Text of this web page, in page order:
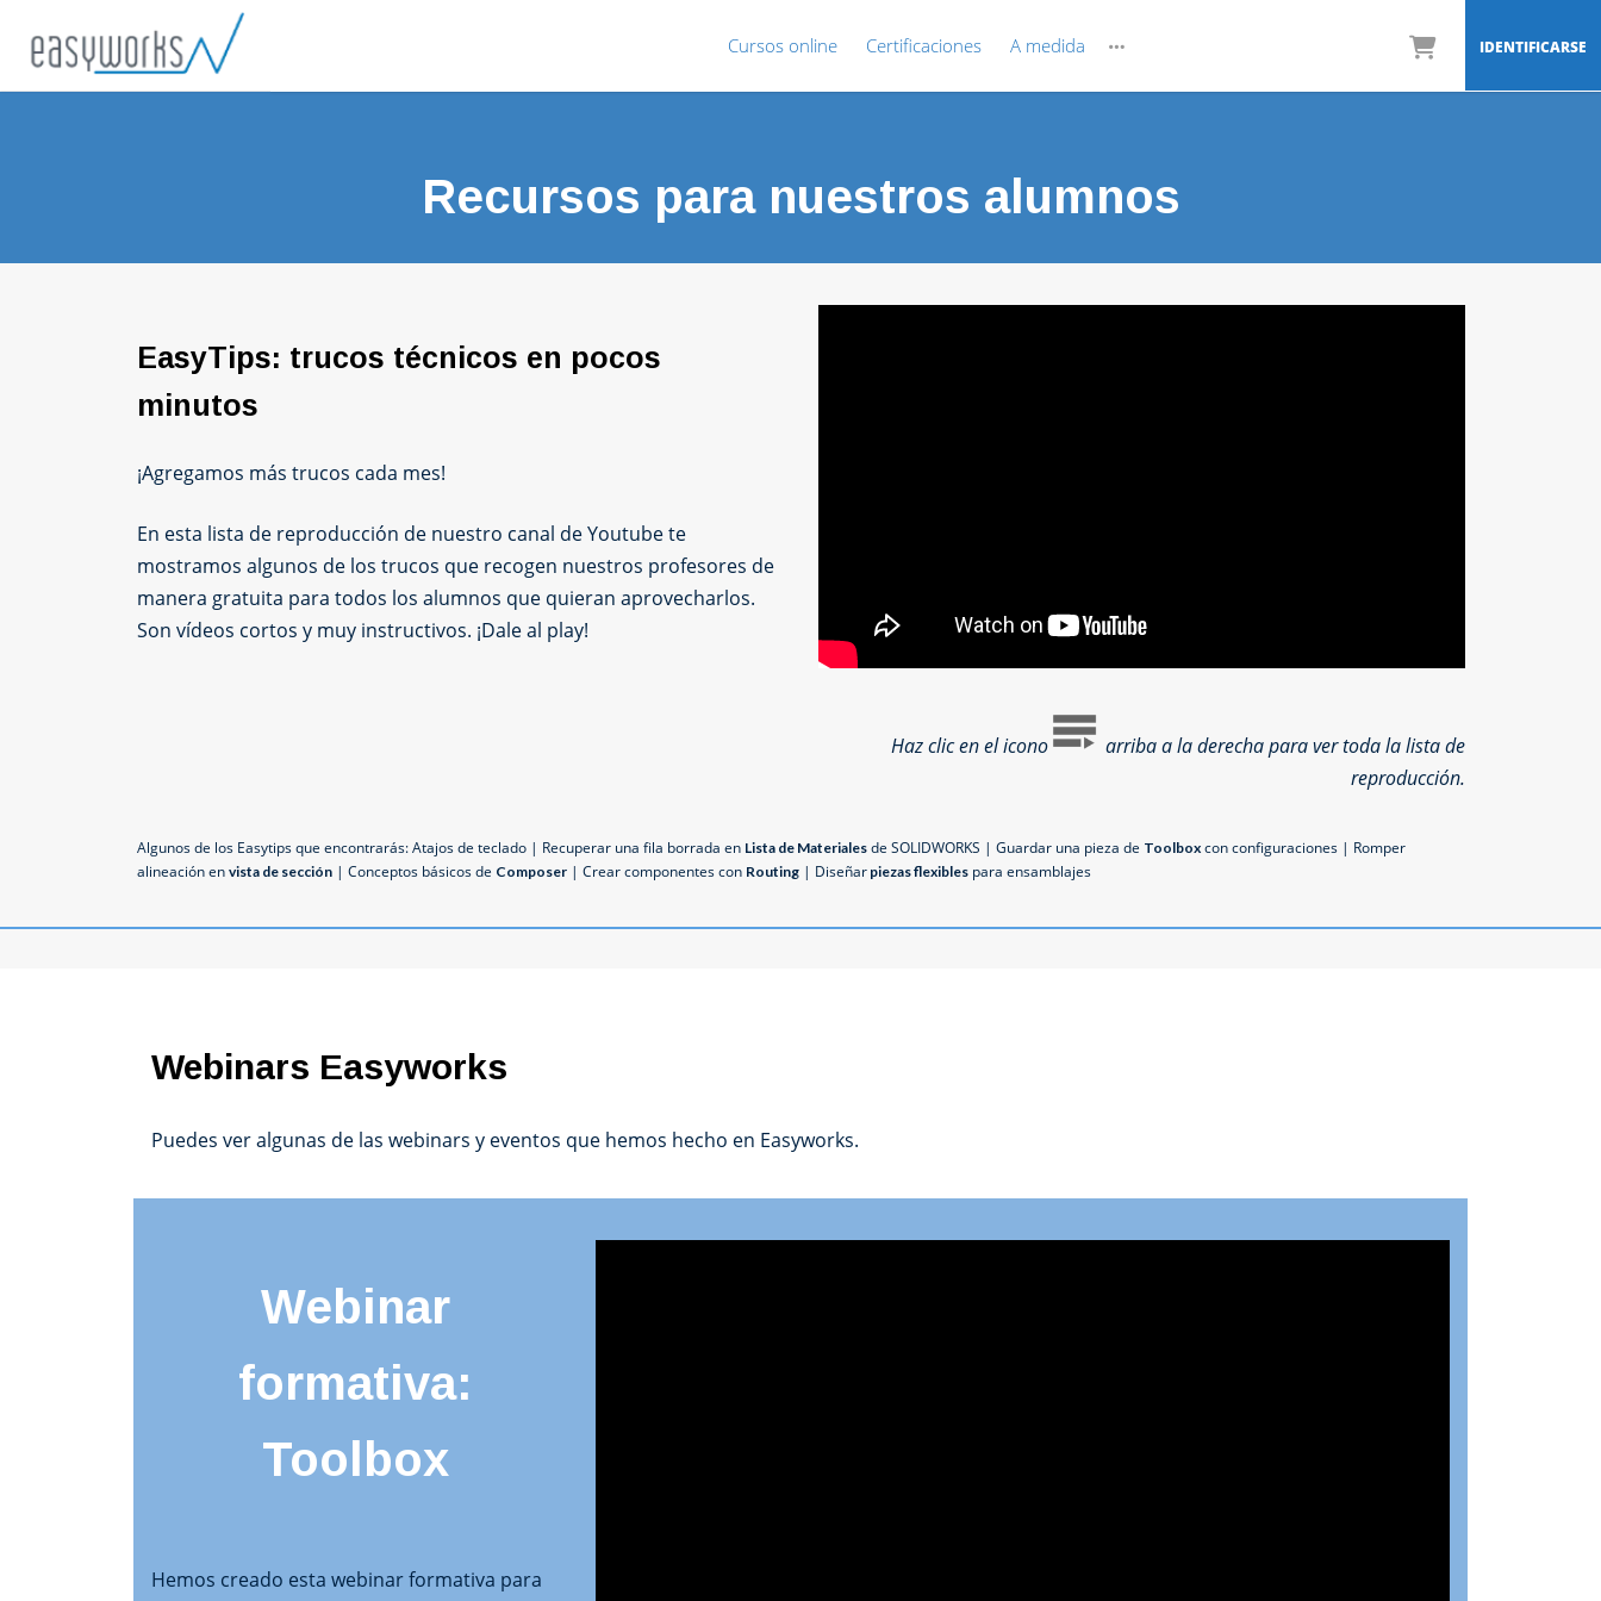
Cursos online Certificaciones A medida IDENTIFICARSE
Recursos para nuestros alumnos
EasyTips: trucos técnicos en pocos
minutos
¡Agregamos más trucos cada mes!
En esta lista de reproducción de nuestro canal de Youtube te
mostramos algunos de los trucos que recogen nuestros profesores de
manera gratuita para todos los alumnos que quieran aprovecharlos.
Son vídeos cortos y muy instructivos. ¡Dale al play!
Haz clic en el icono
arriba a la derecha para ver toda la lista de
reproducción.
Algunos de los Easytips que encontrarás: Atajos de teclado | Recuperar una fila borrada en Lista de Materialesde SOLIDWORKS | Guardar una pieza de Toolboxcon configuraciones | Romper
alineación en vista de sección| Conceptos básicos de Composer| Crear componentes con Routing| Diseñarpiezas flexiblespara ensamblajes
Webinars Easyworks
Puedes ver algunas de las webinars y eventos que hemos hecho en Easyworks.
Webinar
formativa:
Toolbox
Hemos creado esta webinar formativa para